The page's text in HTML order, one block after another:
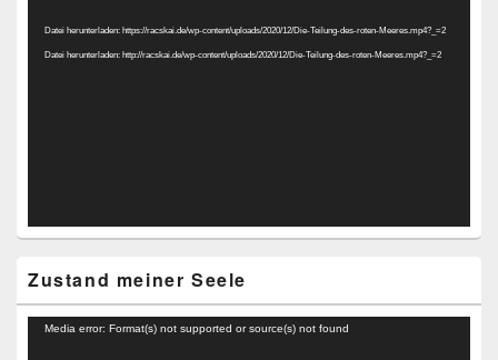
Datei herunterladen: https://racskai.de/wp-content/uploads/2020/12/Die-Teilung-des-roten-Meeres.mp4?_=2
Datei herunterladen: http://racskai.de/wp-content/uploads/2020/12/Die-Teilung-des-roten-Meeres.mp4?_=2
Zustand meiner Seele
Video-
Media error: Format(s) not supported or source(s) not found